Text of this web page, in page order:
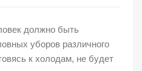
должно быть
уборов различного
к холодам, не будет